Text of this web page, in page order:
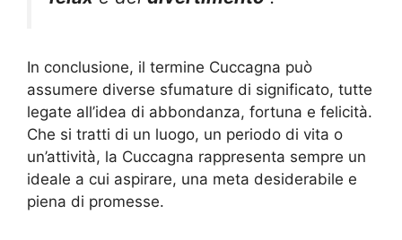
In conclusione, il termine Cuccagna può
assumere diverse sfumature di significato, tutte
legate all’idea di abbondanza, fortuna e felicità.
Che si tratti di un luogo, un periodo di vita o
un’attività, la Cuccagna rappresenta sempre un
ideale a cui aspirare, una meta desiderabile e
piena di promesse.